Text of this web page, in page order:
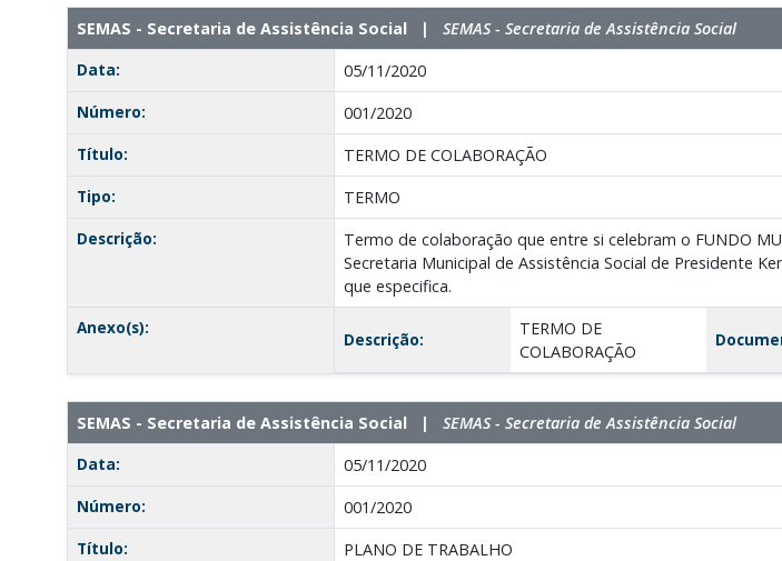
SEMAS - Secretaria de Assistência Social | SEMAS - Secretaria de Assistência Social
Data:
05/11/2020
Número:
001/2020
Título:
TERMO DE COLABORAÇÃO
Tipo:
TERMO
Descrição:
Termo de colaboração que entre si celebram o FUNDO
Secretaria Municipal de Assistência Social de Presidente
que especifica.
Anexo(s):
Descrição:
TERMO DE
COLABORAÇÃO
SEMAS - Secretaria de Assistência Social | SEMAS - Secretaria de Assistência Social
Data:
05/11/2020
Número:
001/2020
Título:
PLANO DE TRABALHO